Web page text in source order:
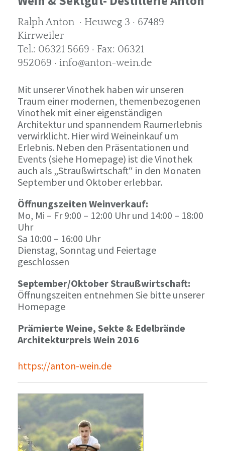
Ralph Anton · Heuweg 3 · 67489
Kirrweiler
Tel.: 06321 5669 · Fax: 06321
952069 · info@anton-wein.de
Mit unserer Vinothek haben wir unseren
Traum einer modernen, themenbezogenen
Vinothek mit einer eigenständigen
Architektur und spannendem Raumerlebnis
verwirklicht. Hier wird Weineinkauf um
Erlebnis. Neben den Präsentationen und
Events (siehe Homepage) ist die Vinothek
auch als „Straußwirtschaft“ in den Monaten
September und Oktober erlebbar.
Öffnungszeiten Weinverkauf:
Mo, Mi – Fr 9:00 – 12:00 Uhr und 14:00 – 18:00
Uhr
Sa 10:00 – 16:00 Uhr
Dienstag, Sonntag und Feiertage
geschlossen
September/Oktober Straußwirtschaft:
Öffnungszeiten entnehmen Sie bitte unserer
Homepage
Prämierte Weine, Sekte & Edelbrände
Architekturpreis Wein 2016
https://anton-wein.de